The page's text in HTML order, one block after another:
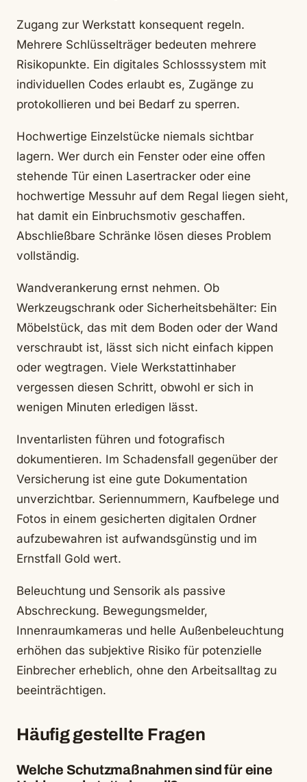
Zugang zur Werkstatt konsequent regeln.
Mehrere Schlüsselträger bedeuten mehrere
Risikopunkte. Ein digitales Schlosssystem mit
individuellen Codes erlaubt es, Zugänge zu
protokollieren und bei Bedarf zu sperren.
Hochwertige Einzelstücke niemals sichtbar
lagern. Wer durch ein Fenster oder eine offen
stehende Tür einen Lasertracker oder eine
hochwertige Messuhr auf dem Regal liegen sieht,
hat damit ein Einbruchsmotiv geschaffen.
Abschließbare Schränke lösen dieses Problem
vollständig.
Wandverankerung ernst nehmen. Ob
Werkzeugschrank oder Sicherheitsbehälter: Ein
Möbelstück, das mit dem Boden oder der Wand
verschraubt ist, lässt sich nicht einfach kippen
oder wegtragen. Viele Werkstattinhaber
vergessen diesen Schritt, obwohl er sich in
wenigen Minuten erledigen lässt.
Inventarlisten führen und fotografisch
dokumentieren. Im Schadensfall gegenüber der
Versicherung ist eine gute Dokumentation
unverzichtbar. Seriennummern, Kaufbelege und
Fotos in einem gesicherten digitalen Ordner
aufzubewahren ist aufwandsgünstig und im
Ernstfall Gold wert.
Beleuchtung und Sensorik als passive
Abschreckung. Bewegungsmelder,
Innenraumkameras und helle Außenbeleuchtung
erhöhen das subjektive Risiko für potenzielle
Einbrecher erheblich, ohne den Arbeitsalltag zu
beeinträchtigen.
Häufig gestellte Fragen
Welche Schutzmaßnahmen sind für eine